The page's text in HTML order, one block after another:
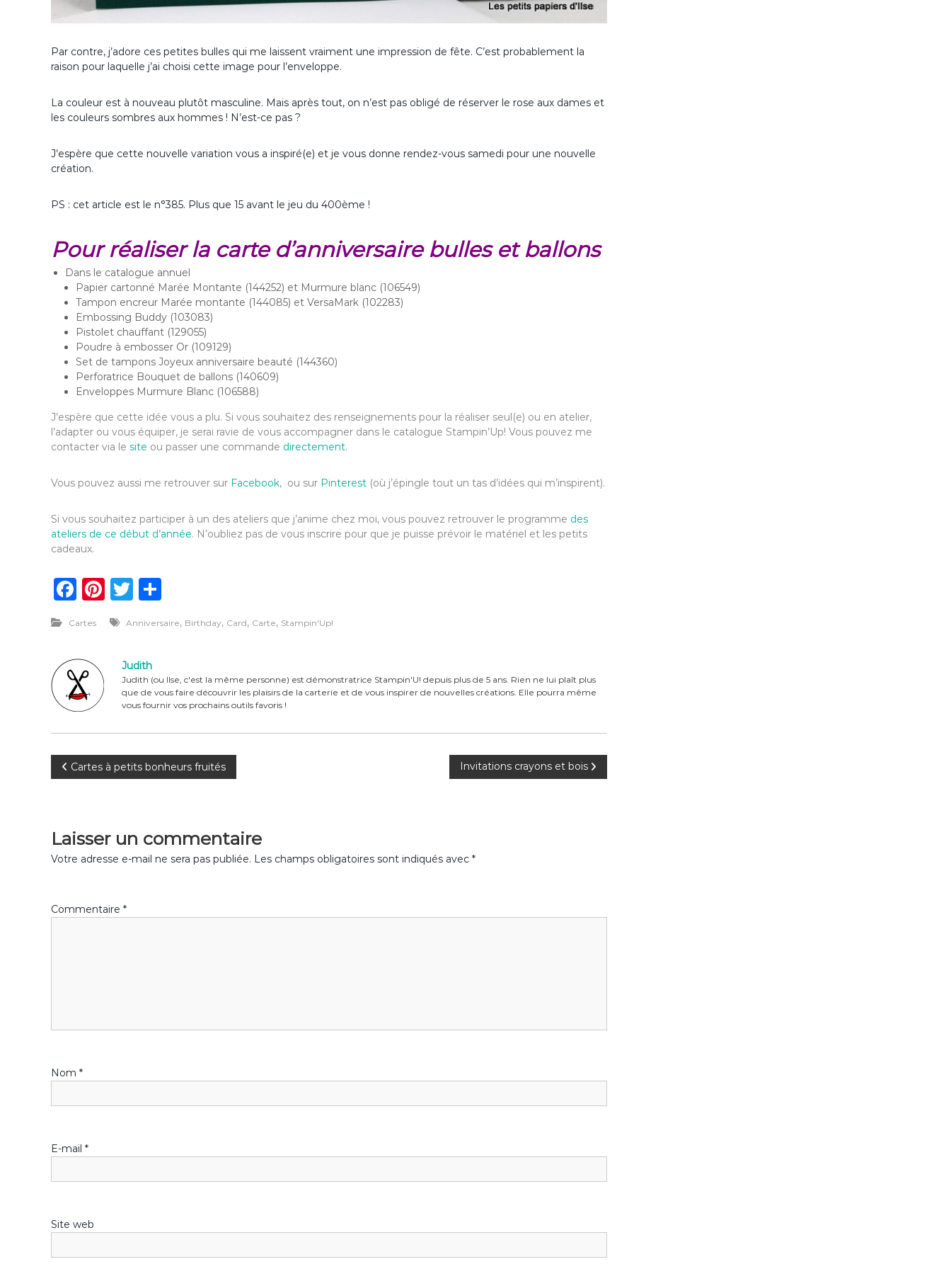
Par contre, j’adore ces petites bulles qui me laissent vraiment une impression de fête. C’est probablement la
raison pour laquelle j’ai choisi cette image pour l’enveloppe.
La couleur est à nouveau plutôt masculine. Mais après tout, on n’est pas obligé de réserver le rose aux dames et
les couleurs sombres aux hommes ! N’est-ce pas ?
J’espère que cette nouvelle variation vous a inspiré(e) et je vous donne rendez-vous samedi pour une nouvelle
création.
PS : cet article est le n°385. Plus que 15 avant le jeu du 400ème !
Pour réaliser la carte d’anniversaire bulles et ballons
Dans le catalogue annuel
Papier cartonné Marée Montante (144252) et Murmure blanc (106549)
Tampon encreur Marée montante (144085) et VersaMark (102283)
Embossing Buddy (103083)
Pistolet chauffant (129055)
Poudre à embosser Or (109129)
Set de tampons Joyeux anniversaire beauté (144360)
Perforatrice Bouquet de ballons (140609)
Enveloppes Murmure Blanc (106588)
J’espère que cette idée vous a plu. Si vous souhaitez des renseignements pour la réaliser seul(e) ou en atelier,
l’adapter ou vous équiper, je serai ravie de vous accompagner dans le catalogue Stampin’Up! Vous pouvez me
contacter via le site ou passer une commande directement.
Vous pouvez aussi me retrouver sur Facebook, ou sur Pinterest (où j’épingle tout un tas d’idées qui m’inspirent).
Si vous souhaitez participer à un des ateliers que j’anime chez moi, vous pouvez retrouver le programme des
ateliers de ce début d’année. N’oubliez pas de vous inscrire pour que je puisse prévoir le matériel et les petits
cadeaux.
F
c
e
b
o
Pi
n
te
re
st
T
it
te
r
ta
er
Cartes Anniversaire, Birthday, Card, Carte, Stampin'Up!
Judith
Judith (ou Ilse, c'est la même personne) est démonstratrice Stampin'U! depuis plus de 5 ans. Rien ne lui plaît plus
que de vous faire découvrir les plaisirs de la carterie et de vous inspirer de nouvelles créations. Elle pourra même
vous fournir vos prochains outils favoris !
N
v
i
o
d
l
’
a
Cartes à petits bonheurs fruités Invitations crayons et bois
Laisser un commentaire
Votre adresse e-mail ne sera pas publiée. Les champs obligatoires sont indiqués avec *
Commentaire *
Nom *
E-mail *
Site web